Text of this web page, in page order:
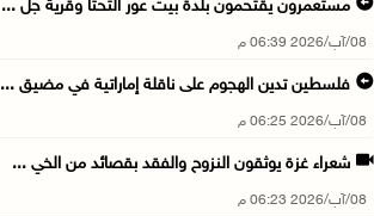
مستعمرون يقتحمون بلدة بيت عور التحتا وقرية جل ...
08/آب/2026 06:39 م
فلسطين تدين الهجوم على ناقلة إماراتية في مضيق ...
08/آب/2026 06:25 م
شعراء غزة يوثقون النزوح والفقد بقصائد من الخي ...
08/آب/2026 06:23 م